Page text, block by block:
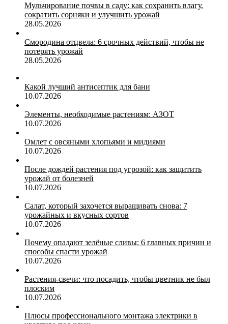
Мульчирование почвы в саду: как сохранить влагу,
сократить сорняки и улучшить урожай
28.05.2026
Смородина отцвела: 6 срочных действий, чтобы не
потерять урожай
28.05.2026
Какой лучший антисептик для бани
10.07.2026
Элементы, необходимые растениям: АЗОТ
10.07.2026
Омлет с овсяными хлопьями и мидиями
10.07.2026
После дождей растения под угрозой: как защитить
урожай от болезней
10.07.2026
Салат, который захочется выращивать снова: 7
урожайных и вкусных сортов
10.07.2026
Почему опадают зелёные сливы: 6 главных причин и
способы спасти урожай
10.07.2026
Растения-свечи: что посадить, чтобы цветник не был
плоским
10.07.2026
Плюсы профессионального монтажа электрики в